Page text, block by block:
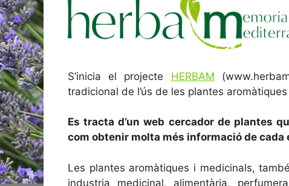
S’inicia el projecte HERBAM
tradicional de l’ús de les plantes
Es tracta d’un web cercador de plantes
com obtenir molta més informació de cada
Les plantes aromàtiques i medicinals,
industria medicinal, alimentària,